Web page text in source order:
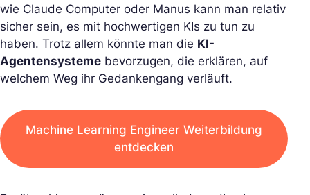
wie Claude Computer oder Manus kann man relativ
sicher sein, es mit hochwertigen KIs zu tun zu
haben. Trotz allem könnte man die KI-
Agentensysteme bevorzugen, die erklären, auf
welchem Weg ihr Gedankengang verläuft.
Machine Learning Engineer Weiterbildung
entdecken